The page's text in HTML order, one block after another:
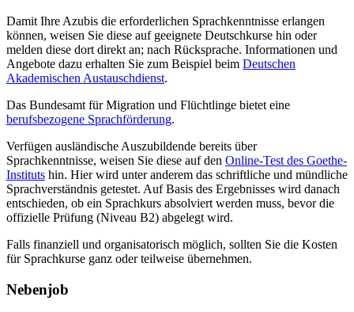
Damit Ihre Azubis die erforderlichen Sprachkenntnisse erlangen
können, weisen Sie diese auf geeignete Deutschkurse hin oder
melden diese dort direkt an; nach Rücksprache. Informationen und
Angebote dazu erhalten Sie zum Beispiel beim Deutschen
Akademischen Austauschdienst.
Das Bundesamt für Migration und Flüchtlinge bietet eine
berufsbezogene Sprachförderung.
Verfügen ausländische Auszubildende bereits über
Sprachkenntnisse, weisen Sie diese auf den Online-Test des Goethe-
Instituts hin. Hier wird unter anderem das schriftliche und mündliche
Sprachverständnis getestet. Auf Basis des Ergebnisses wird danach
entschieden, ob ein Sprachkurs absolviert werden muss, bevor die
offizielle Prüfung (Niveau B2) abgelegt wird.
Falls finanziell und organisatorisch möglich, sollten Sie die Kosten
für Sprachkurse ganz oder teilweise übernehmen.
Nebenjob